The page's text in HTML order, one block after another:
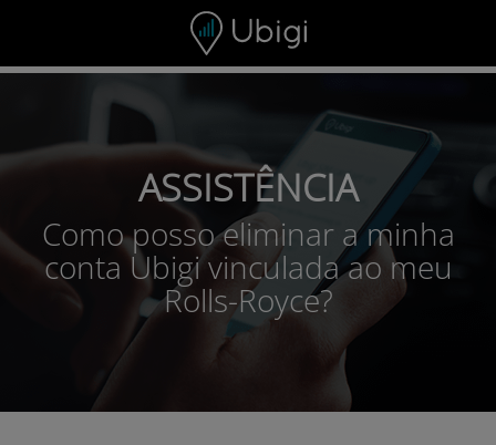
ASSISTÊNCIA
Como posso eliminar a minha
conta Ubigi vinculada ao meu
Rolls-Royce?